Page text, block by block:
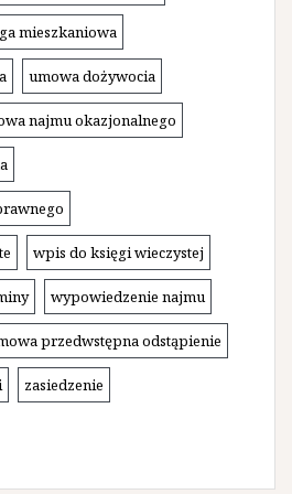
mieszkaniowa
umowa dożywocia
najmu okazjonalnego
wpis do księgi wieczystej
wypowiedzenie najmu
przedwstępna odstąpienie
zasiedzenie